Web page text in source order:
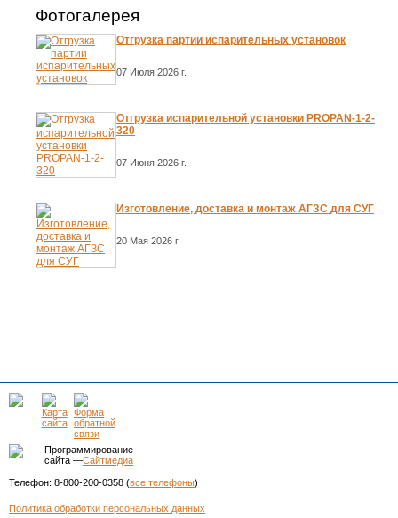
Фотогалерея
Отгрузка партии испарительных установок
07 Июля 2026 г.
Отгрузка испарительной установки PROPAN-1-2-
320
07 Июня 2026 г.
Изготовление, доставка и монтаж АГЗС для СУГ
20 Мая 2026 г.
Программирование
сайта —Сайтмедиа
Телефон: 8-800-200-0358 (все телефоны)
Политика обработки персональных данных